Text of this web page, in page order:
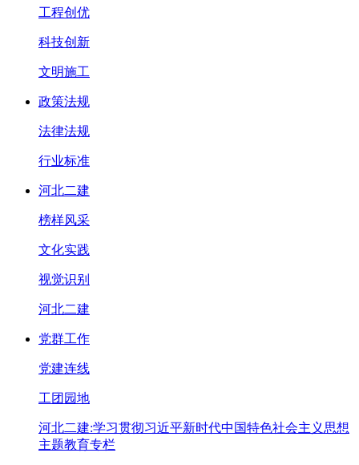
工程创优
科技创新
文明施工
政策法规
法律法规
行业标准
河北二建
榜样风采
文化实践
视觉识别
河北二建
党群工作
党建连线
工团园地
河北二建:学习贯彻习近平新时代中国特色社会主义思想
主题教育专栏